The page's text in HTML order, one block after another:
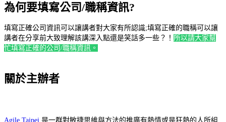
為何要填寫公司/職稱資訊?
填寫正確公司資訊可以讓講者對大家有所認識;填寫正確的職稱可以讓
講者在分享前大致理解該講深入點還是笑話多一些？！ 所以請大家幫
忙填寫正確的公司/職稱資訊。
關於主辦者
Agile.Taipei 是一群對敏捷思維與方法的推廣有熱情或是狂熱的人所組